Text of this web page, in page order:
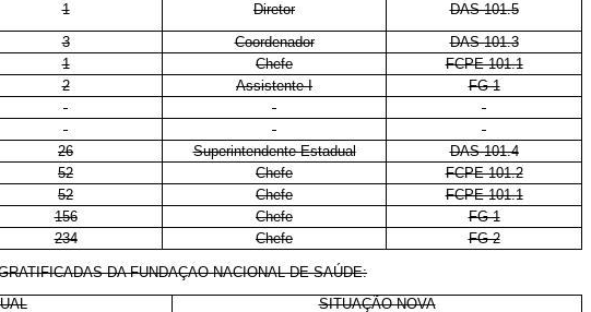
1 Diretor
DAS 101.5
3 Coordenador
DAS 101.3
1 Chefe
FCPE 101.1
2
Assistente I FG-1
26 Superintendente Estadual
DAS 101.4
52 Chefe
FCPE 101.2
52 Chefe
FCPE 101.1
156 Chefe
FG-1
234 Chefe FG-2
DA FUNDAÇAO NACIONAL DE SAÚDE:
SITUAÇÃO NOVA